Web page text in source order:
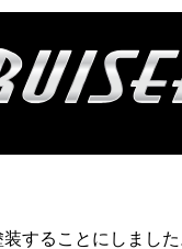
することにしまし